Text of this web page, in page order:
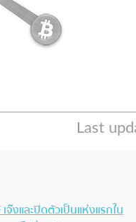
งและปิดตัวเป็นแห่งแรกใน